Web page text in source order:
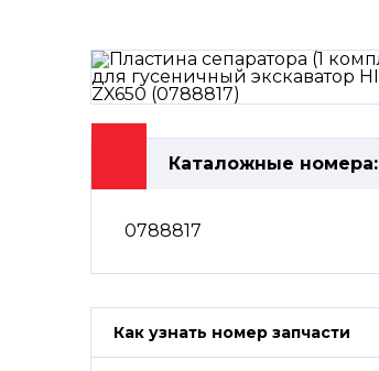
Каталожные номера:
0788817
Как узнать номер запчасти